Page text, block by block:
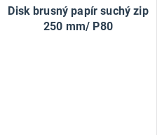
Disk brusný papír suchý zip
250 mm/ P80